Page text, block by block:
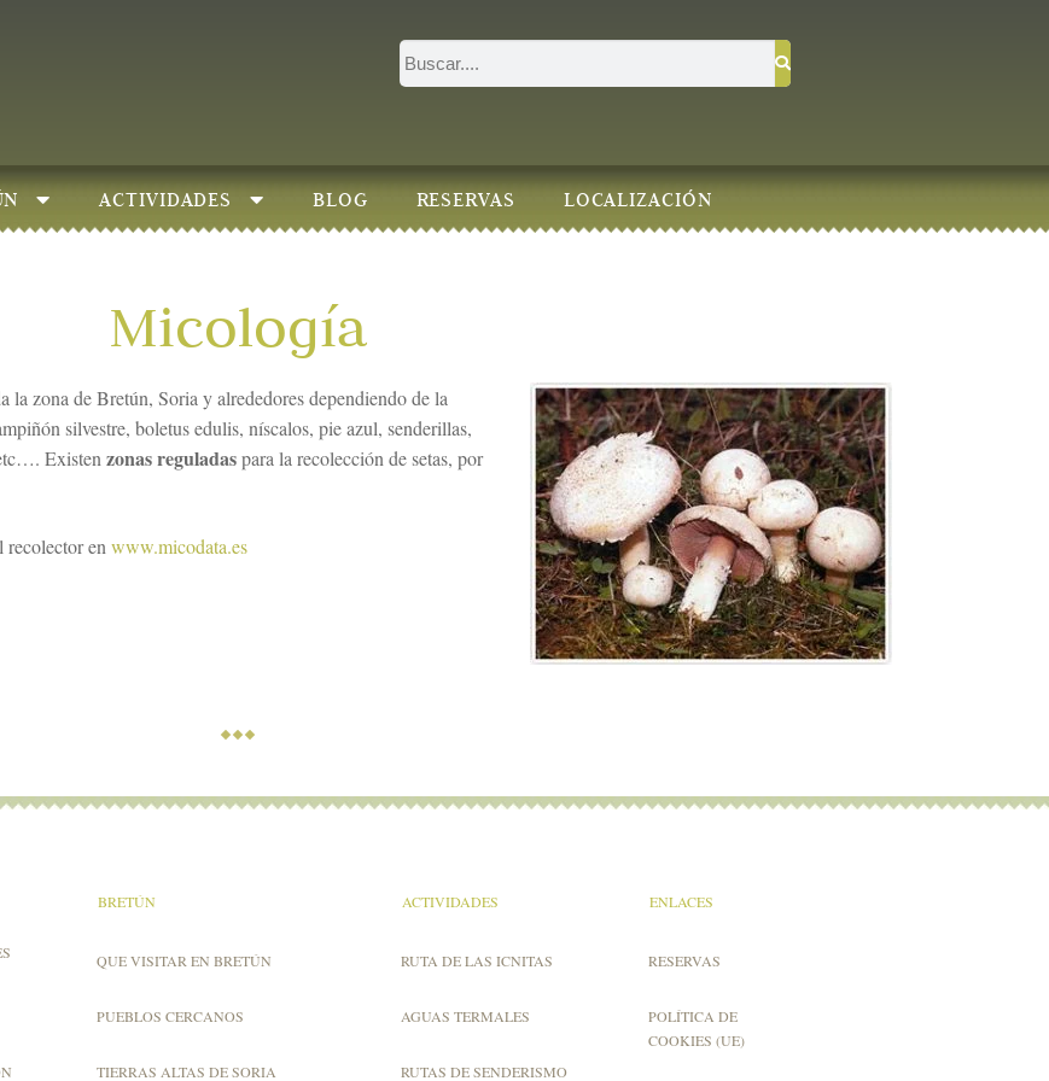
ACTIVIDADES BLOG RESERVAS LOCALIZACIÓN
Micología
la zona de Bretún, Soria y alrededores dependiendo de la
silvestre, boletus edulis, níscalos, pie azul, senderillas,
Existen zonas reguladaspara la recolección de setas, por
recolector en www.micodata.es
BRETÚN
QUE VISITAR EN BRETÚN
PUEBLOS CERCANOS
TIERRAS ALTAS DE SORIA
ACTIVIDADES
RUTA DE LAS ICNITAS
AGUAS TERMALES
RUTAS DE SENDERISMO
ENLACES
RESERVAS
POLÍTICA DE
COOKIES (UE)